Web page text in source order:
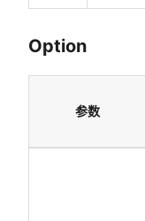
Option
参数